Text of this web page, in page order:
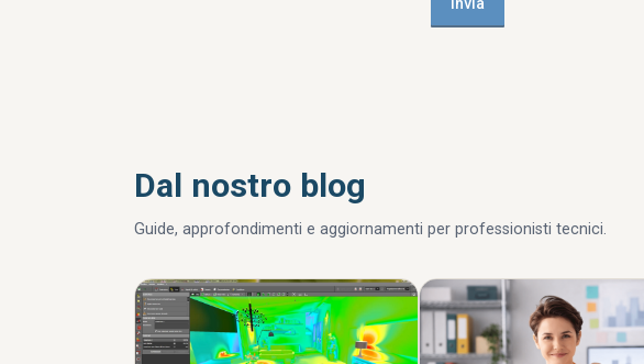
Dal nostro blog
Guide, approfondimenti e aggiornamenti per professionisti tecnici.